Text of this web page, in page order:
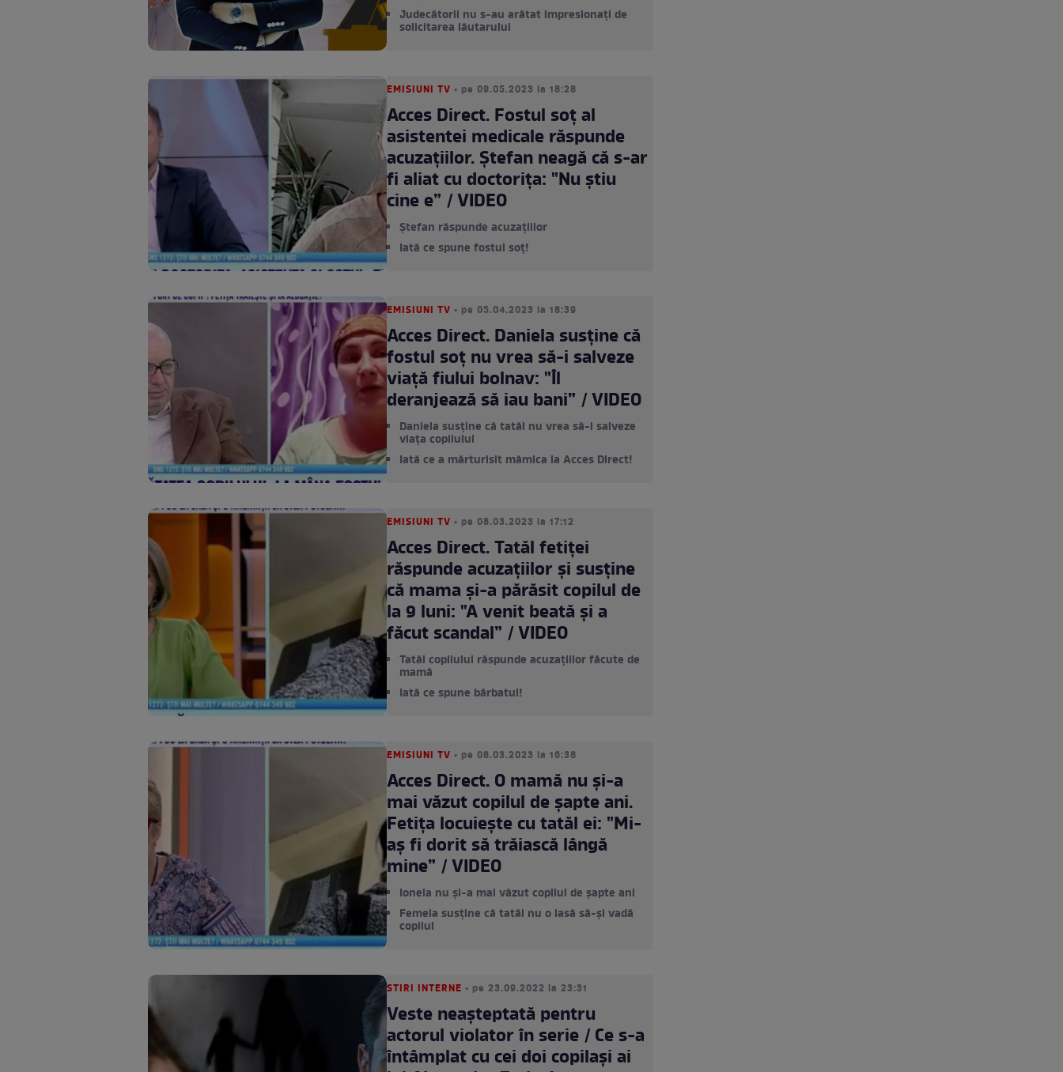
Judecătorii nu s-au arătat impresionați de
solicitarea lăutarului
EMISIUNI TV • pe 09.05.2023 la 18:28
Acces Direct. Fostul soț al
asistentei medicale răspunde
acuzațiilor. Ștefan neagă că s-ar
fi aliat cu doctorița: "Nu știu
cine e” / VIDEO
Ștefan răspunde acuzațiilor
Iată ce spune fostul soț!
EMISIUNI TV • pe 05.04.2023 la 18:39
Acces Direct. Daniela susține că
fostul soț nu vrea să-i salveze
viață fiului bolnav: "Îl
deranjează să iau bani” / VIDEO
Daniela susține că tatăl nu vrea să-i salveze
viața copilului
Iată ce a mărturisit mămica la Acces Direct!
EMISIUNI TV • pe 08.03.2023 la 17:12
Acces Direct. Tatăl fetiței
răspunde acuzațiilor și susține
că mama și-a părăsit copilul de
la 9 luni: "A venit beată și a
făcut scandal” / VIDEO
Tatăl copilului răspunde acuzațiilor făcute de
mamă
Iată ce spune bărbatul!
EMISIUNI TV • pe 08.03.2023 la 16:38
Acces Direct. O mamă nu și-a
mai văzut copilul de șapte ani.
Fetița locuiește cu tatăl ei: "Mi-
aș fi dorit să trăiască lângă
mine” / VIDEO
Ionela nu și-a mai văzut copilul de șapte ani
Femeia susține că tatăl nu o lasă să-și vadă
copilul
STIRI INTERNE • pe 23.09.2022 la 23:31
Veste neașteptată pentru
actorul violator în serie / Ce s-a
întâmplat cu cei doi copilași ai